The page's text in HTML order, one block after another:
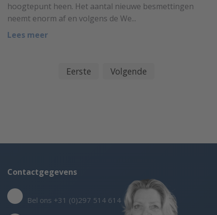
hoogtepunt heen. Het aantal nieuwe besmettingen
neemt enorm af en volgens de We...
Lees meer
Eerste Volgende
Contactgegevens
Bel ons +31 (0)297 514 614